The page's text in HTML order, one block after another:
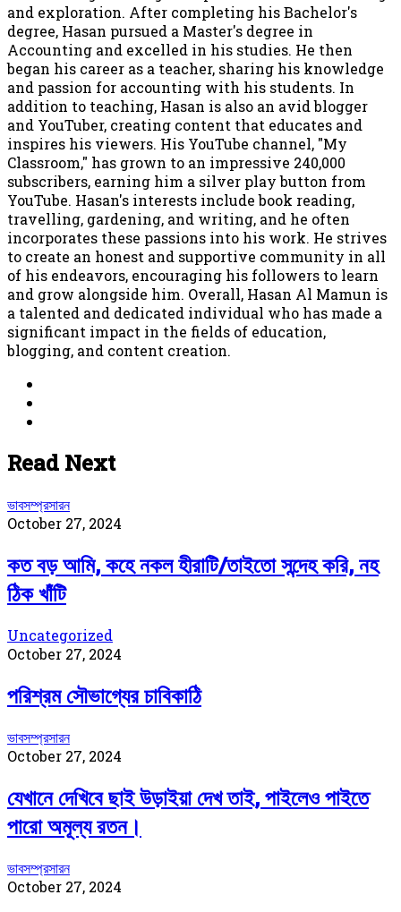
and exploration. After completing his Bachelor's
degree, Hasan pursued a Master's degree in
Accounting and excelled in his studies. He then
began his career as a teacher, sharing his knowledge
and passion for accounting with his students. In
addition to teaching, Hasan is also an avid blogger
and YouTuber, creating content that educates and
inspires his viewers. His YouTube channel, "My
Classroom," has grown to an impressive 240,000
subscribers, earning him a silver play button from
YouTube. Hasan's interests include book reading,
travelling, gardening, and writing, and he often
incorporates these passions into his work. He strives
to create an honest and supportive community in all
of his endeavors, encouraging his followers to learn
and grow alongside him. Overall, Hasan Al Mamun is
a talented and dedicated individual who has made a
significant impact in the fields of education,
blogging, and content creation.
Read Next
ভাবসম্প্রসারন
October 27, 2024
কত বড় আমি, কহে নকল হীরাটি/তাইতো সন্দেহ করি, নহ
ঠিক খাঁটি
Uncategorized
October 27, 2024
পরিশ্রম সৌভাগ্যের চাবিকাঠি
ভাবসম্প্রসারন
October 27, 2024
যেখানে দেখিবে ছাই উড়াইয়া দেখ তাই, পাইলেও পাইতে
পারো অমূল্য রতন।
ভাবসম্প্রসারন
October 27, 2024